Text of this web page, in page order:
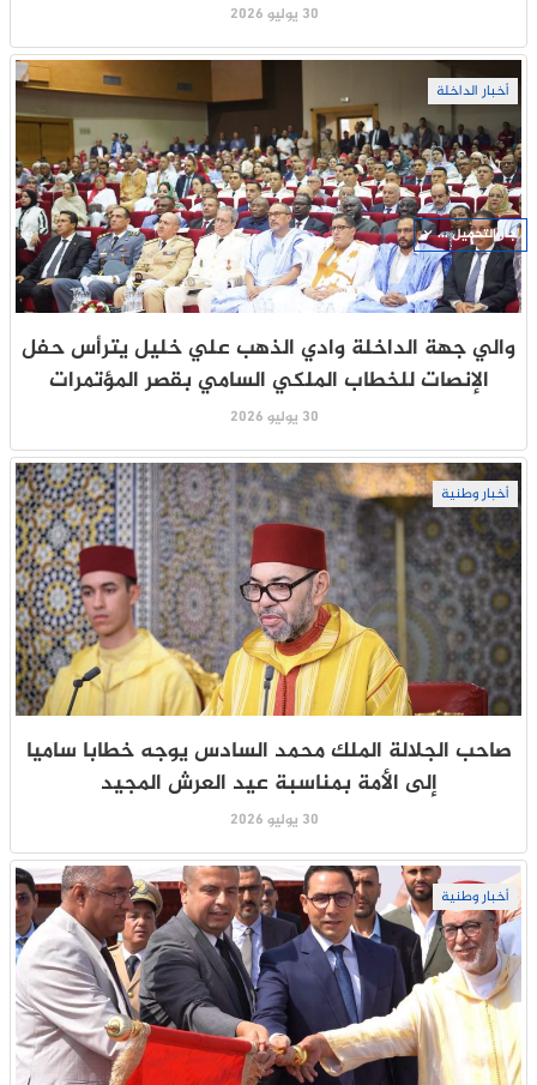
30 يوليو 2026
أخبار الداخلة
والي جهة الداخلة وادي الذهب علي خليل يترأس حفل
الإنصات للخطاب الملكي السامي بقصر المؤتمرات
30 يوليو 2026
أخبار وطنية
صاحب الجلالة الملك محمد السادس يوجه خطابا ساميا
إلى الأمة بمناسبة عيد العرش المجيد
30 يوليو 2026
أخبار وطنية
جار التحميل ...